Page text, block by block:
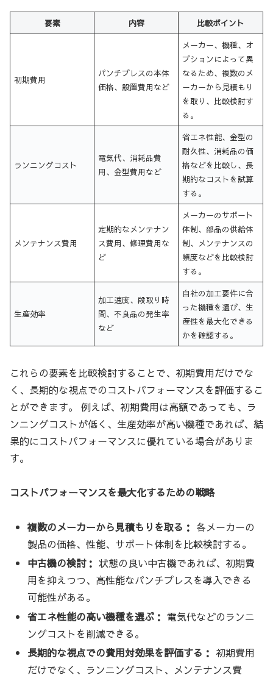
要素 内容 比較ポイント
初期費用
パンチプレスの本体
価格、設置費用など
メーカー、機種、オ
プションによって異
なるため、複数のメ
ーカーから見積もり
を取り、比較検討す
る。
ランニングコスト
電気代、消耗品費
用、金型費用など
省エネ性能、金型の
耐久性、消耗品の価
格などを比較し、長
期的なコストを試算
する。
メンテナンス費用
定期的なメンテナン
ス費用、修理費用な
ど
メーカーのサポート
体制、部品の供給体
制、メンテナンスの
頻度などを比較検討
する。
生産効率
加工速度、段取り時
間、不良品の発生率
など
自社の加工要件に合
った機種を選び、生
産性を最大化できる
かを確認する。
これらの要素を比較検討することで、初期費用だけでな
く、長期的な視点でのコストパフォーマンスを評価するこ
とができます。 例えば、初期費用は高額であっても、ラ
ンニングコストが低く、生産効率が高い機種であれば、結
果的にコストパフォーマンスに優れている場合がありま
す。
コストパフォーマンスを最大化するための戦略
複数のメーカーから見積もりを取る： 各メーカーの
製品の価格、性能、サポート体制を比較検討する。
中古機の検討： 状態の良い中古機であれば、初期費
用を抑えつつ、高性能なパンチプレスを導入できる
可能性がある。
省エネ性能の高い機種を選ぶ： 電気代などのランニ
ングコストを削減できる。
長期的な視点での費用対効果を評価する： 初期費用
だけでなく、ランニングコスト、メンテナンス費